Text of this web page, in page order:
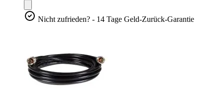
Nicht zufrieden? - 14 Tage Geld-Zurück-Garantie